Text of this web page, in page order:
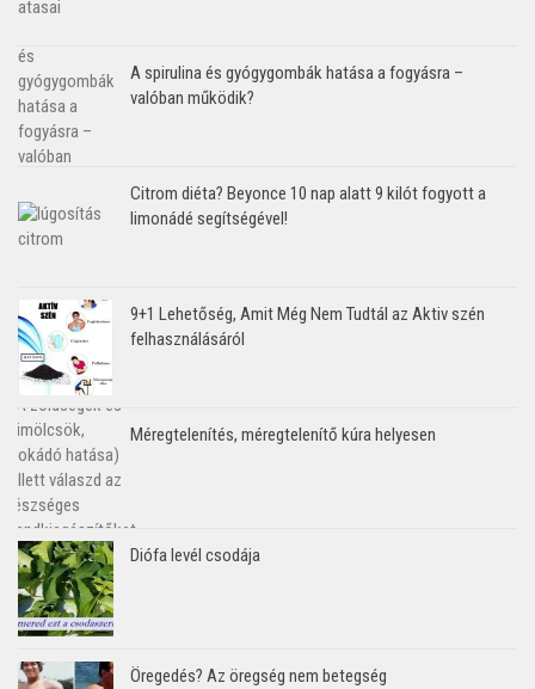
A spirulina és gyógygombák hatása a fogyásra –
valóban működik?
Citrom diéta? Beyonce 10 nap alatt 9 kilót fogyott a
limonádé segítségével!
9+1 Lehetőség, Amit Még Nem Tudtál az Aktiv szén
felhasználásáról
Méregtelenítés, méregtelenítő kúra helyesen
Diófa levél csodája
Öregedés? Az öregség nem betegség